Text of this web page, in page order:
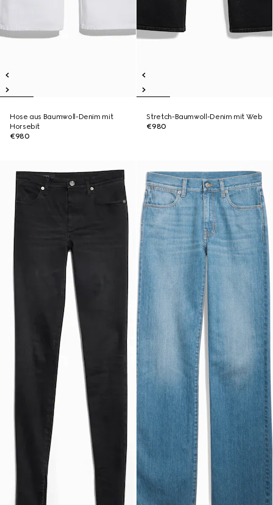
Hose aus Baumwoll-Denim mit
Horsebit
€980
Stretch-Baumwoll-Denim mit Web
€980